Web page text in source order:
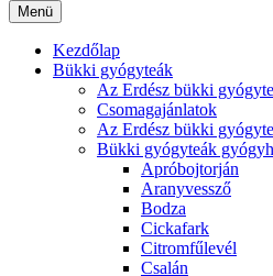
Menü
Kezdőlap
Bükki gyógyteák
Az Erdész bükki
Csomagajánlatok
Az Erdész bükki
Bükki gyógyteák
Apróbojtorján
Aranyvessző
Bodza
Cickafark
Citromfűlevél
Csalán